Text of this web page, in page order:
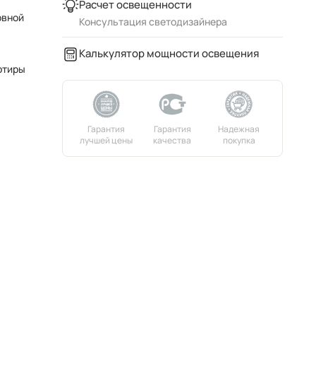
Расчет освещенности
Консультация светодизайнера
Калькулятор мощности освещения